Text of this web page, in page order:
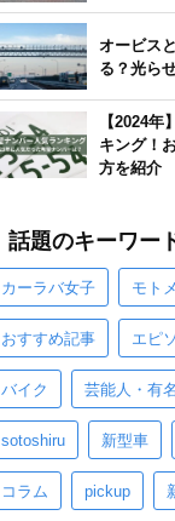
オービス
る？光ら
【2024
キング！
方を紹介
話題のキーワー
カーラバ女子 モト
おすすめ記事 エピ
バイク 芸能人・有
sotoshiru 新型車
コラム pickup